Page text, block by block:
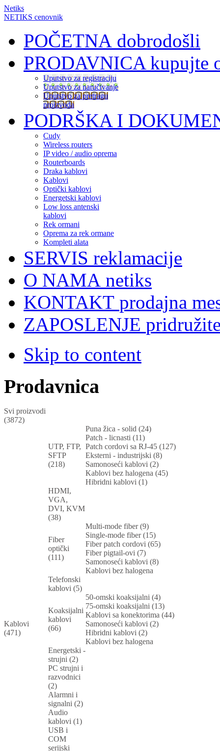
Netiks
NETIKS cenovnik
POČETNA dobrodošli
PRODAVNICAkupujte
Uputstvo za registraciju
Uputstvo za naručivanje
Uputstvo za pretragu
proizvoda
PODRŠKA I
Cudy
Wireless routers
IP video / audio oprema
Routerboards
Draka kablovi
Kablovi
Optički kablovi
Energetski kablovi
Low loss antenski
kablovi
Rek ormani
Oprema za rek ormane
Kompleti alata
SERVIS reklamacije
O NAMA netiks
KONTAKT prodajna
ZAPOSLENJE
Skip to content
Prodavnica
Svi proizvodi
(3872)
Kablovi
(471)
UTP, FTP,
SFTP
(218)
Puna žica - solid (24)
Patch - licnasti (11)
Patch cordovi sa RJ-45 (127)
Eksterni - industrijski (8)
Samonoseći kablovi (2)
Kablovi bez halogena (45)
Hibridni kablovi (1)
HDMI,
VGA,
DVI, KVM
(38)
Fiber
optički
(111)
Multi-mode fiber (9)
Single-mode fiber (15)
Fiber patch cordovi (65)
Fiber pigtail-ovi (7)
Samonoseći kablovi (8)
Kablovi bez halogena
Telefonski
kablovi (5)
Koaksijalni
kablovi
(66)
50-omski koaksijalni (4)
75-omski koaksijalni (13)
Kablovi sa konektorima (44)
Samonoseći kablovi (2)
Hibridni kablovi (2)
Kablovi bez halogena
Energetski -
strujni (2)
PC strujni i
razvodnici
(2)
Alarmni i
signalni (2)
Audio
kablovi (1)
USB i
COM
serijski